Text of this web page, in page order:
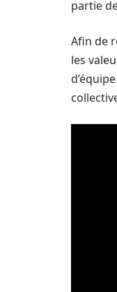
partie
Afin de
les